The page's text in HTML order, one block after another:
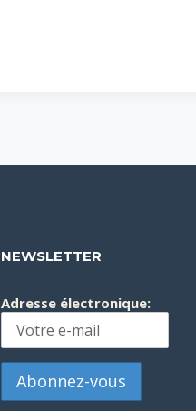
NEWSLETTER
Adresse électronique: